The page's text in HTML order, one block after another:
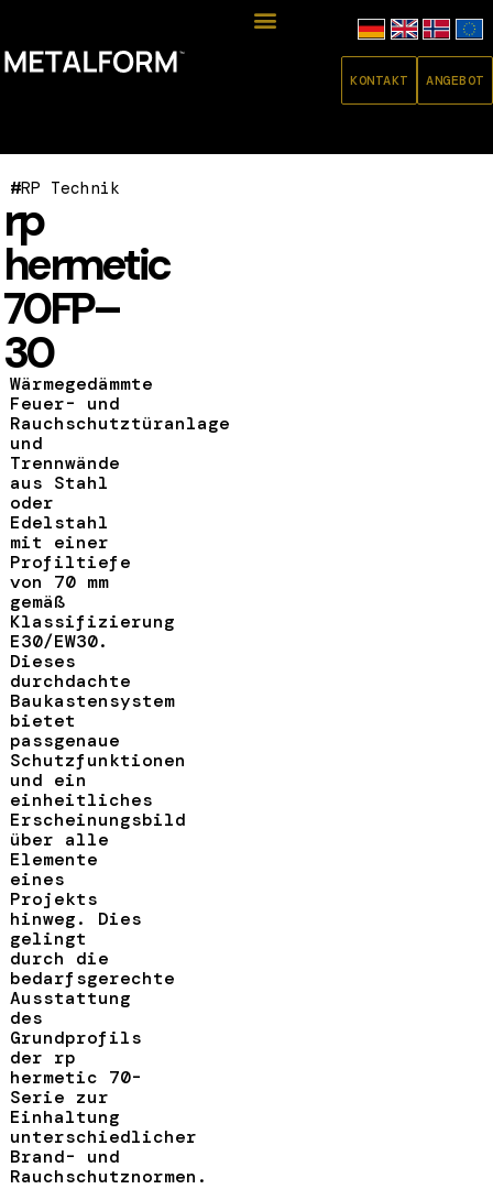
KONTAKT ANGEBOT
#RP Technik
rp
hermetic
70FP–
30
Wärmegedämmte
Feuer- und
Rauchschutztüranlage
und
Trennwände
aus Stahl
oder
Edelstahl
mit einer
Profiltiefe
von 70 mm
gemäß
Klassifizierung
E30/EW30.
Dieses
durchdachte
Baukastensystem
bietet
passgenaue
Schutzfunktionen
und ein
einheitliches
Erscheinungsbild
über alle
Elemente
eines
Projekts
hinweg. Dies
gelingt
durch die
bedarfsgerechte
Ausstattung
des
Grundprofils
der rp
hermetic 70-
Serie zur
Einhaltung
unterschiedlicher
Brand- und
Rauchschutznormen.